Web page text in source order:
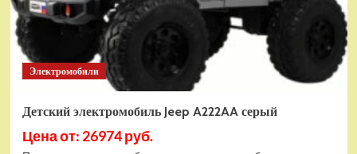
Электромобили
Детский электромобиль Jeep A222AA серый
Цена от: 26974 руб.